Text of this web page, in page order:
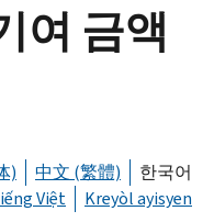
여 금액
) 中文 (繁體)
한국어
Việt Kreyòl ayisyen